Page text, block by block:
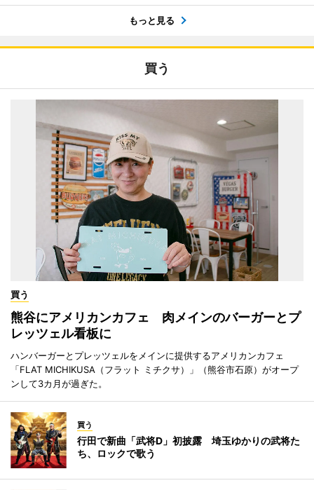
もっと見る
買う
買う
熊谷にアメリカンカフェ 肉メインのバーガーとプ
レッツェル看板に
ハンバーガーとプレッツェルをメインに提供するアメリカンカフェ
「FLAT MICHIKUSA（フラット ミチクサ）」（熊谷市石原）がオープ
ンして3カ月が過ぎた。
買う
行田で新曲「武将D」初披露 埼玉ゆかりの武将た
ち、ロックで歌う